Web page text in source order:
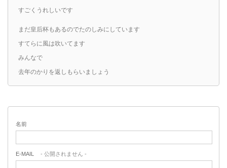
すごくうれしいです
まだ皇后杯もあるのでたのしみにしています
すてらに風は吹いてます
みんなで
去年のかりを返しもらいましょう
名前
E-MAIL - 公開されません -